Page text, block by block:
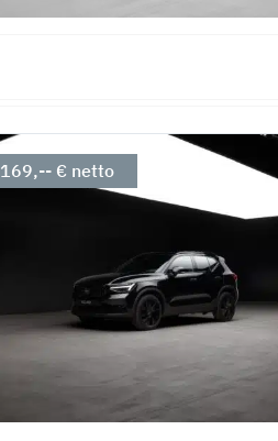
169,-- € netto